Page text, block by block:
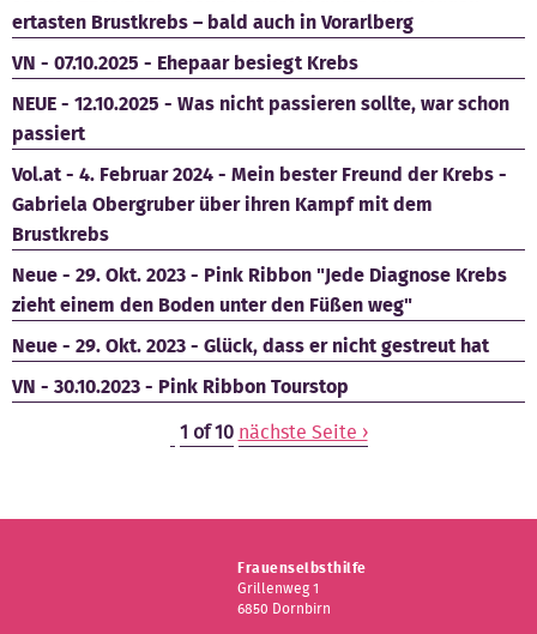
ertasten Brustkrebs – bald auch in Vorarlberg
VN - 07.10.2025 - Ehepaar besiegt Krebs
NEUE - 12.10.2025 - Was nicht passieren sollte, war schon
passiert
Vol.at - 4. Februar 2024 - Mein bester Freund der Krebs -
Gabriela Obergruber über ihren Kampf mit dem
Brustkrebs
Neue - 29. Okt. 2023 - Pink Ribbon "Jede Diagnose Krebs
zieht einem den Boden unter den Füßen weg"
Neue - 29. Okt. 2023 - Glück, dass er nicht gestreut hat
VN - 30.10.2023 - Pink Ribbon Tourstop
1 of 10 nächste Seite ›
Frauenselbsthilfe
Grillenweg 1
6850 Dornbirn